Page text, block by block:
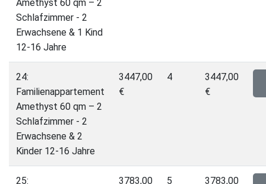
Amethyst 60 qm – 2
Schlafzimmer - 2
Erwachsene & 1 Kind
12-16 Jahre
24:
Familienappartement
Amethyst 60 qm – 2
Schlafzimmer - 2
Erwachsene & 2
Kinder 12-16 Jahre
3447,00
€
4
3447,00
€
25:
3783,00
5
3783,00